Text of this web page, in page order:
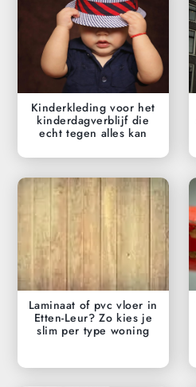
Kinderkleding voor het
kinderdagverblijf die
echt tegen alles kan
Laminaat of pvc vloer in
Etten-Leur? Zo kies je
slim per type woning